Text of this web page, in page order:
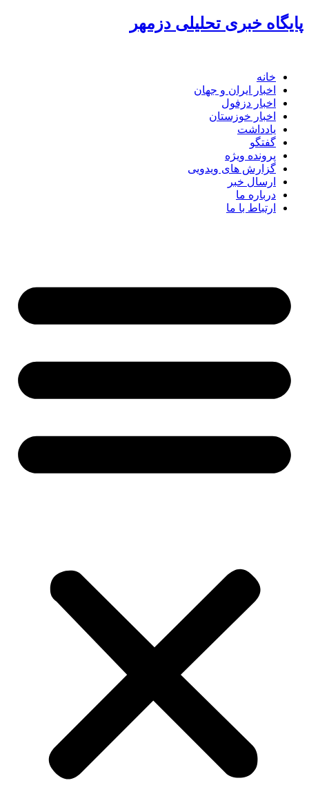
پرش
به
پایگاه خبری تحلیلی دزمهر
خانه
اخبار ایران و جهان
اخبار دزفول
اخبار خوزستان
یادداشت
گفتگو
پرونده ویژه
گزارش های ویدویی
ارسال خبر
درباره ما
ارتباط با ما